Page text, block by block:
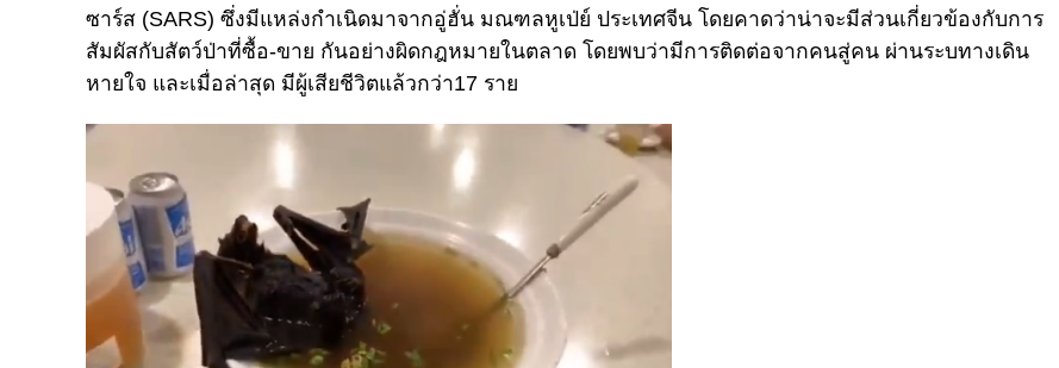
ซาร์ส (SARS) ซึ่งมีแหล่งกำเนิดมาจากอู่ฮั่น มณฑลหูเป่ย์ ประเทศจีน โดยคาดว่าน่าจะมีส่วนเกี่ยวข้องกับการ
สัมผัสกับสัตว์ป่าที่ซื้อ-ขาย กันอย่างผิดกฎหมายในตลาด โดยพบว่ามีการติดต่อจากคนสู่คน ผ่านระบทางเดิน
หายใจ และเมื่อล่าสุด มีผู้เสียชีวิตแล้วกว่า17 ราย